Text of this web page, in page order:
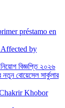
préstamo en
by
বিজ্ঞপ্তি ২০২৬
বোয়েসেল সার্কুলার
Chakrir Khobor